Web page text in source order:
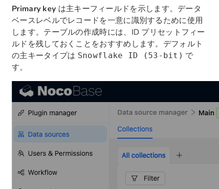
Primary key は主キーフィールドを示します。データ
ベースレベルでレコードを一意に識別するために使用
します。テーブルの作成時には、ID プリセットフィー
ルドを残しておくことをおすすめします。デフォルト
の主キータイプは Snowflake ID (53-bit) で
す。